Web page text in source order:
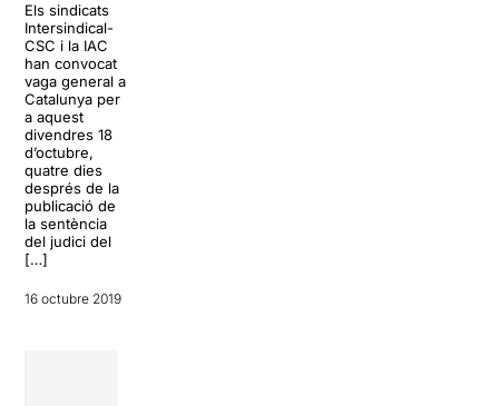
Els sindicats
Intersindical-
CSC i la IAC
han convocat
vaga general a
Catalunya per
a aquest
divendres 18
d’octubre,
quatre dies
després de la
publicació de
la sentència
del judici del
[…]
16 octubre 2019